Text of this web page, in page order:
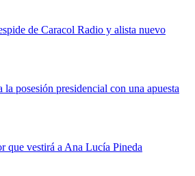
de Caracol Radio y alista nuevo
posesión presidencial con una apuesta
que vestirá a Ana Lucía Pineda